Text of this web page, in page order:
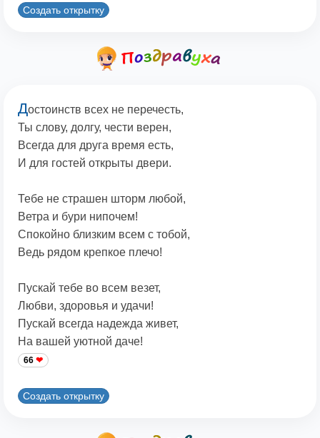
Создать открытку
Достоинств всех не перечесть,
Ты слову, долгу, чести верен,
Всегда для друга время есть,
И для гостей открыты двери.
Тебе не страшен шторм любой,
Ветра и бури нипочем!
Спокойно близким всем с тобой,
Ведь рядом крепкое плечо!
Пускай тебе во всем везет,
Любви, здоровья и удачи!
Пускай всегда надежда живет,
На вашей уютной даче!
66
Создать открытку